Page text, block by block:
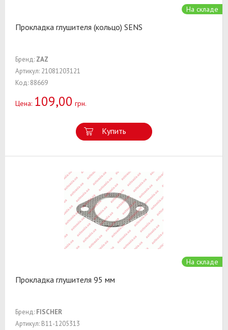
На складе
Прокладка глушителя (кольцо) SENS
Бренд: ZAZ
Артикул: 21081203121
Код: 88669
Цена: 109,00 грн.
Купить
На складе
Прокладка глушителя 95 мм
Бренд: FISCHER
Артикул: B11-1205313